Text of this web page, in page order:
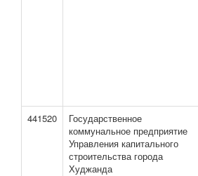
441520
Государственное
коммунальное предприятие
Управления капитального
строительства города
Худжанда